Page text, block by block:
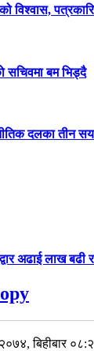
विश्वास,
सचिवमा बम भिड्दै
दलका तीन सय
अढाई लाख
बिहीबार